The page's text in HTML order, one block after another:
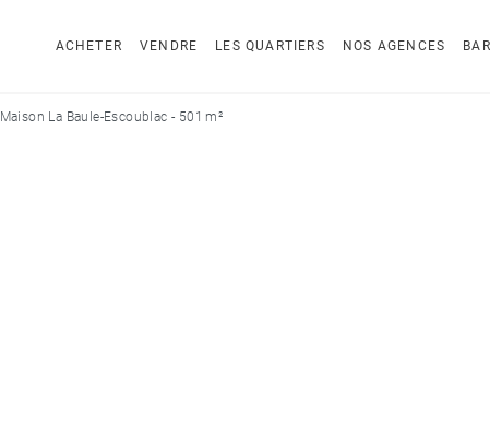
ACHETER VENDRE LES QUARTIERS NOS AGENCES
Maison La Baule-Escoublac - 501 m²